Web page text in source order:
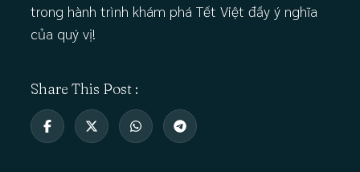
trong hành trình khám phá Tết Việt đầy ý nghĩa
của quý vị!
Share This Post :